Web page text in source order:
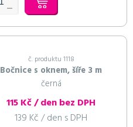
č. produktu 1118
Bočnice s oknem, šíře 3 m
černá
115 Kč / den bez DPH
139 Kč / den s DPH